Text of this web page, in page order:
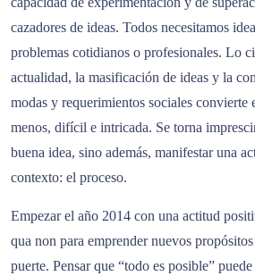
cazadores de ideas. Todos necesitamos
problemas cotidianos o profesionales. Lo
actualidad, la masificación de ideas y la
modas y requerimientos sociales convierte
menos, difícil e intricada. Se torna
buena idea, sino además, manifestar una
contexto: el proceso.
Empezar el año 2014 con una actitud
qua non para emprender nuevos
puerte. Pensar que “todo es posible”